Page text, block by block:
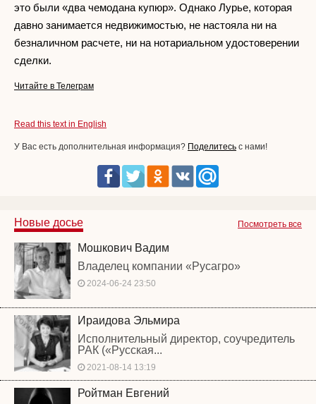
это были «два чемодана купюр». Однако Лурье, которая
давно занимается недвижимостью, не настояла ни на
безналичном расчете, ни на нотариальном удостоверении
сделки.
Читайте в Телеграм
Read this text in English
У Вас есть дополнительная информация? Поделитесь с нами!
Посмотреть все
Новые досье
Мошкович Вадим
Владелец компании «Русагро»
2024-06-24 23:50
Ираидова Эльмира
Исполнительный директор, соучредитель
РАК («Русская...
2021-08-14 13:19
Ройтман Евгений